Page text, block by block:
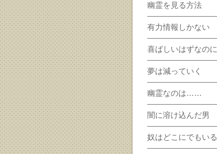
幽霊を見る方法
有力情報しかない
喜ばしいはずなのに
夢は減っていく
幽霊なのは……
闇に溶け込んだ男
奴はどこにでもいる